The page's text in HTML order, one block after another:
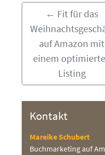
← Fit für das
auf Amazon mit
einem
Listing
Kontakt
Mareike Schubert
Buchmarketing auf